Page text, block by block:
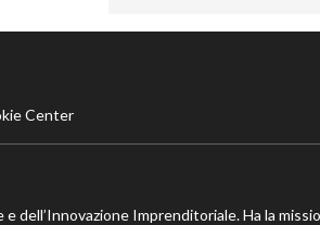
Center
dell’Innovazione Imprenditoriale. Ha la